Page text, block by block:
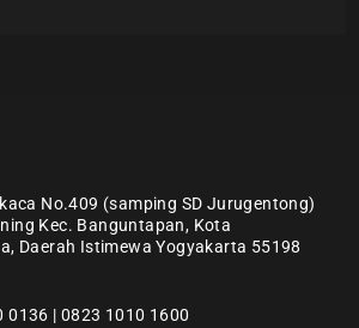
No.409 (samping SD Jurugentong)
Kec. Banguntapan, Kota
Daerah Istimewa Yogyakarta 55198
0136 | 0823 1010 1600